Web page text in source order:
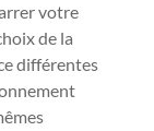
votre
de la
différentes